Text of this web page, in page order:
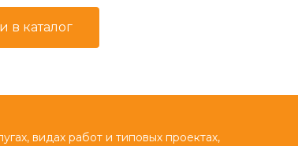
в каталог
видах работ и типовых проектах,